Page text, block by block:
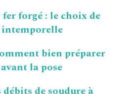
forgé : le choix de
intemporelle
bien préparer
la pose
débits de soudure à